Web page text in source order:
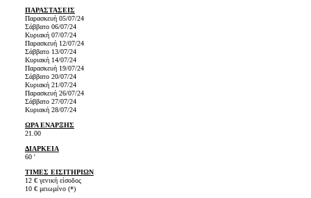
ΠΑΡΑΣΤΑΣΕΙΣ
Παρασκευή 05/07/24
Σάββατο 06/07/24
Κυριακή 07/07/24
Παρασκευή 12/07/24
Σάββατο 13/07/24
Κυριακή 14/07/24
Παρασκευή 19/07/24
Σάββατο 20/07/24
Κυριακή 21/07/24
Παρασκευή 26/07/24
Σάββατο 27/07/24
Κυριακή 28/07/24
ΩΡΑ ΕΝΑΡΞΗΣ
21.00
ΔΙΑΡΚΕΙΑ
60 '
ΤΙΜΕΣ ΕΙΣΙΤΗΡΙΩΝ
12 € γενική είσοδος
10 € μειωμένο (*)